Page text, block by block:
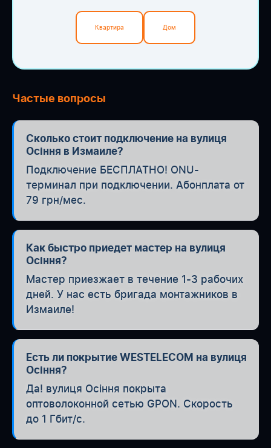
Квартира Дом
Частые вопросы
Сколько стоит подключение на вулиця
Осіння в Измаиле?
Подключение БЕСПЛАТНО! ONU-
терминал при подключении. Абонплата от
79 грн/мес.
Как быстро приедет мастер на вулиця
Осіння?
Мастер приезжает в течение 1-3 рабочих
дней. У нас есть бригада монтажников в
Измаиле!
Есть ли покрытие WESTELECOM на вулиця
Осіння?
Да! вулиця Осіння покрыта
оптоволоконной сетью GPON. Скорость
до 1 Гбит/с.